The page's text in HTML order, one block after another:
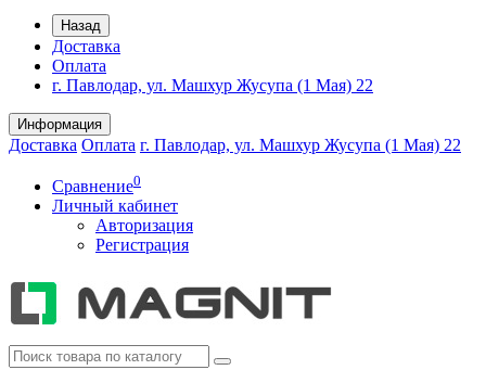
Назад
Доставка
Оплата
г. Павлодар, ул. Машхур Жусупа (1 Мая) 22
Информация
Доставка Оплата г. Павлодар, ул. Машхур Жусупа (1 Мая) 22
Сравнение0
Личный кабинет
Авторизация
Регистрация